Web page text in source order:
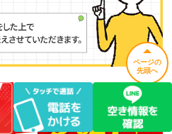
ページの
先頭へ